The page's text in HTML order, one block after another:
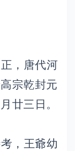
，唐代河
宗乾封元
廿三日。
，王爺幼